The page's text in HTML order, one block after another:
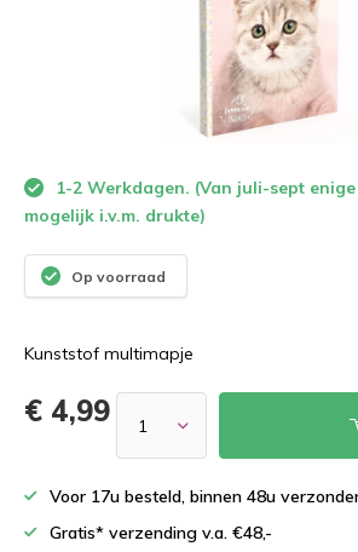
1-2 Werkdagen. (Van juli-sept
mogelijk i.v.m. drukte)
Op voorraad
Kunststof multimapje
€ 4,99
Voor 17u besteld, binnen 48u
Gratis* verzending v.a. €48,-